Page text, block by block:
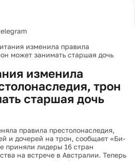
изменила правила
может занимать старшая дочь
изменила
трон
старшая дочь
правила престолонаследия,
и дочерей на трон, сообщает «Би-
приняли лидеры 16 стран
на встрече в Австралии. Теперь